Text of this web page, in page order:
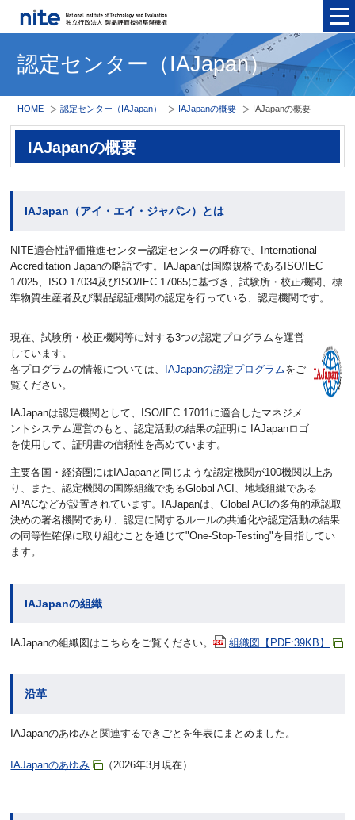
認定センター（IAJapan）
HOME 認定センター（IAJapan） IAJapanの概要 IAJapanの概要
IAJapanの概要
IAJapan（アイ・エイ・ジャパン）とは
NITE適合性評価推進センター認定センターの呼称で、
International
Accreditation Japanの略語です。IAJapanは国際規格であるISO/IEC
17025、ISO 17034及びISO/IEC 17065に基づき、試験所・校正機関、標
準物質生産者及び製品認証機関の認定を行っている、認定機関です。
現在、試験所・校正機関等に対する3つの認定プログラムを運営
しています。
各プログラムの情報については、
IAJapanの認定プログラムをご
覧ください。
IAJapanは認定機関として、ISO/IEC 17011に適合したマネジメ
ントシステム運営のもと、認定活動の結果の証明に IAJapanロゴ
を使用して、証明書の信頼性を高めています。
主要各国・経済圏にはIAJapanと同じような認定機関が100機関以上あ
り、また、認定機関の国際組織であるGlobal ACI、地域組織である
APACなどが設置されています。IAJapanは、Global ACIの多角的承認取
決めの署名機関であり、認定に関するルールの共通化や認定活動の結果
の同等性確保に取り組むことを通じて"One-Stop-Testing"を目指してい
ます。
IAJapanの組織
IAJapanの組織図はこちらをご覧ください。 組織図【PDF:39KB】
沿革
IAJapanのあゆみと関連するできごとを年表にまとめました。
IAJapanのあゆみ （2026年3月現在）